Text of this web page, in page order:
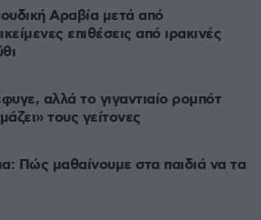
Αραβία μετά από
επιθέσεις από ιρακινές
αλλά το γιγαντιαίο ρομπότ
τους γείτονες
Πώς μαθαίνουμε στα παιδιά να τα